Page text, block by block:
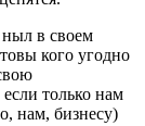
ныл в своем
кого угодно
только нам
нам, бизнесу)